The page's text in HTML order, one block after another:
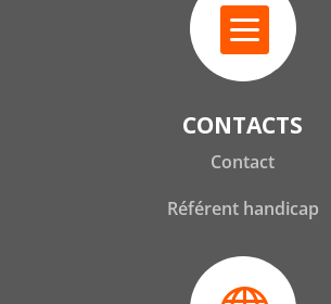

CONTACTS
Contact
Référent handicap